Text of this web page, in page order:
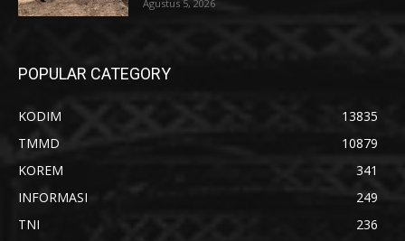
Agustus 5, 2026
POPULAR CATEGORY
KODIM
13835
TMMD
10879
KOREM
341
INFORMASI
249
TNI
236